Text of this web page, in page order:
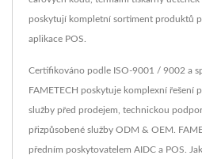
poskytují kompletní sortiment produktů
aplikace POS.
Certifikováno podle ISO-9001 / 9002 a
FAMETECH poskytuje komplexní řešení
služby před prodejem, technickou
přizpůsobené služby ODM & OEM.
předním poskytovatelem AIDC a POS.